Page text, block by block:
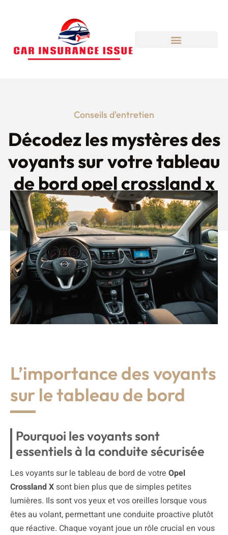
Conseils d'entretien
Décodez les mystères des
voyants sur votre tableau
de bord opel crossland x
L’importance des voyants
sur le tableau de bord
Pourquoi les voyants sont
essentiels à la conduite sécurisée
Les voyants sur le tableau de bord de votre Opel
Crossland X sont bien plus que de simples petites
lumières. Ils sont vos yeux et vos oreilles lorsque vous
êtes au volant, permettant une conduite proactive plutôt
que réactive. Chaque voyant joue un rôle crucial en vous